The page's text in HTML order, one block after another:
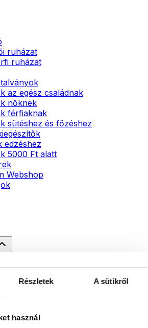
Részletek A sütikről
használ
ruházat
ruházat
az egész családnak
nőknek
férfiaknak
sütéshez és főzéshez
edzéshez
5000 Ft alatt
Webshop